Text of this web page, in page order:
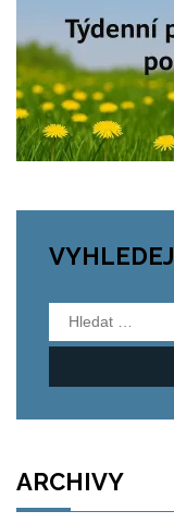
Vyhledávání
ARCHIVY